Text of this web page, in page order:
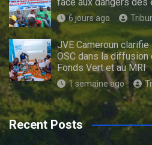
6 jours ago
JVE Cameroun
OSC dans la
Fonds Vert et au MRI
1 semaine ago
Recent Posts